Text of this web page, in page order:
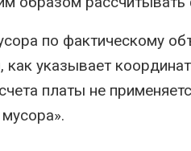
по фактическому
указывает
платы не